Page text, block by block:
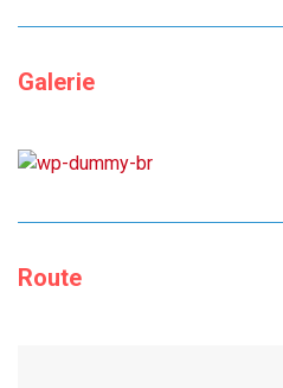
Galerie
Route